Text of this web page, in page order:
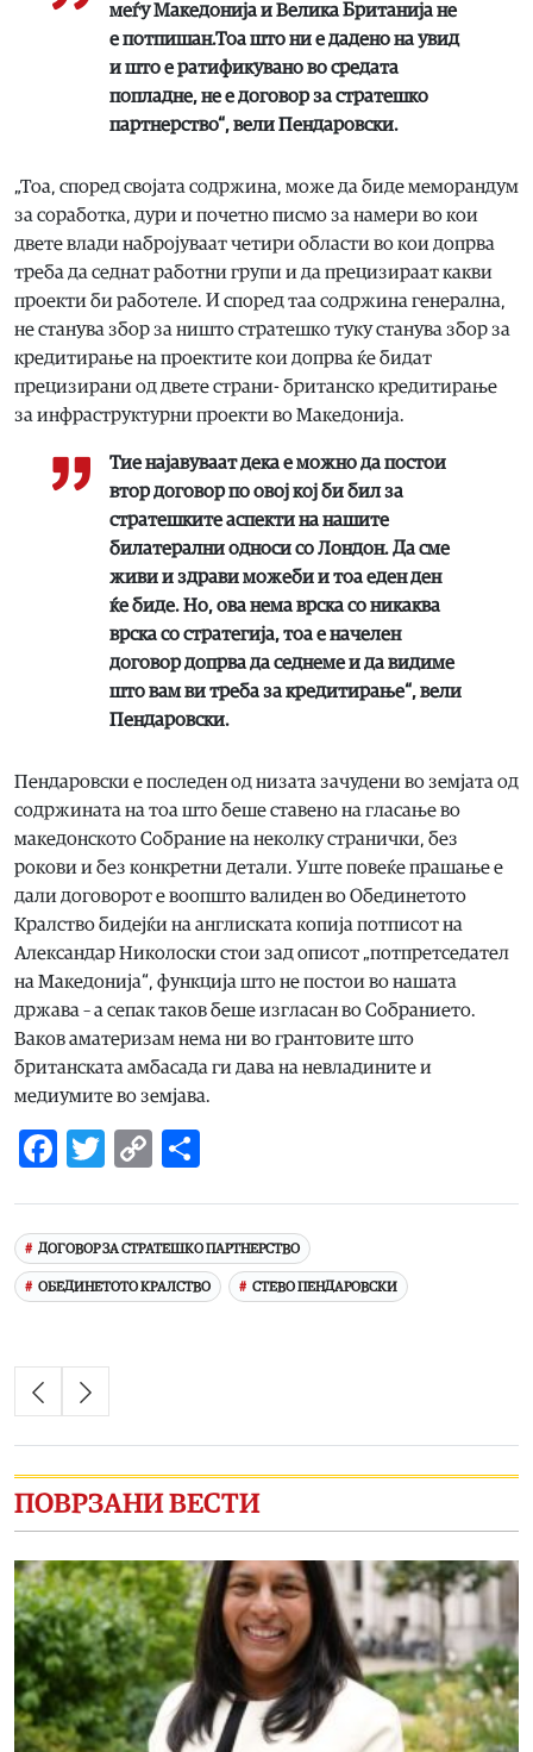
меѓу Македонија и Велика Британија не
е потпишан.Тоа што ни е дадено на увид
и што е ратификувано во средата
попладне, не е договор за стратешко
партнерство“, вели Пендаровски.
„Тоа, според својата содржина, може да биде меморандум
за соработка, дури и почетно писмо за намери во кои
двете влади набројуваат четири области во кои допрва
треба да седнат работни групи и да прецизираат какви
проекти би работеле. И според таа содржина генерална,
не станува збор за ништо стратешко туку станува збор за
кредитирање на проектите кои допрва ќе бидат
прецизирани од двете страни- британско кредитирање
за инфраструктурни проекти во Македонија.
Тие најавуваат дека е можно да постои
втор договор по овој кој би бил за
стратешките аспекти на нашите
билатерални односи со Лондон. Да сме
живи и здрави можеби и тоа еден ден
ќе биде. Но, ова нема врска со никаква
врска со стратегија, тоа е начелен
договор допрва да седнеме и да видиме
што вам ви треба за кредитирање“, вели
Пендаровски.
Пендаровски е последен од низата зачудени во земјата од
содржината на тоа што беше ставено на гласање во
македонското Собрание на неколку странички, без
рокови и без конкретни детали. Уште повеќе прашање е
дали договорот е воопшто валиден во Обединетото
Кралство бидејќи на англиската копија потписот на
Александар Николоски стои зад описот „потпретседател
на Македонија“, функција што не постои во нашата
држава – а сепак таков беше изгласан во Собранието.
Ваков аматеризам нема ни во грантовите што
британската амбасада ги дава на невладините и
медиумите во земјава.
Facebook
Twitter
Copy
ДОГОВОР ЗА СТРАТЕШКО ПАРТНЕРСТВО
ОБЕДИНЕТОТО КРАЛСТВО СТЕВО ПЕНДАРОВСКИ
ПОВРЗАНИ ВЕСТИ